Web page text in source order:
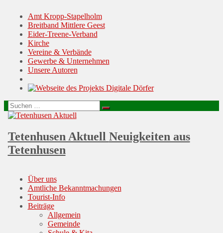
Amt Kropp-Stapelholm
Breitband Mittlere Geest
Eider-Treene-Verband
Kirche
Vereine & Verbände
Gewerbe & Unternehmen
Unsere Autoren
Suchen
nach:
Suchen
Tetenhusen Aktuell Neuigkeiten aus
Tetenhusen
Skip
content
Über uns
Amtliche Bekanntmachungen
Tourist-Info
Beiträge
Allgemein
Gemeinde